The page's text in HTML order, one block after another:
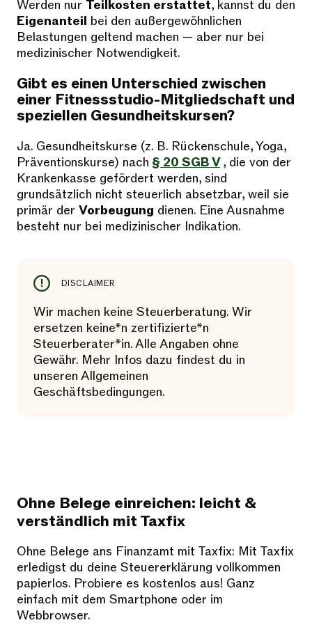
Werden nur Teilkosten erstattet, kannst du den
Eigenanteil bei den außergewöhnlichen
Belastungen geltend machen — aber nur bei
medizinischer Notwendigkeit.
Gibt es einen Unterschied zwischen
einer Fitnessstudio-Mitgliedschaft und
speziellen Gesundheitskursen?
Ja. Gesundheitskurse (z. B. Rückenschule, Yoga,
Präventionskurse) nach § 20 SGB V , die von der
Krankenkasse gefördert werden, sind
grundsätzlich nicht steuerlich absetzbar, weil sie
primär der Vorbeugung dienen. Eine Ausnahme
besteht nur bei medizinischer Indikation.
DISCLAIMER
Wir machen keine Steuerberatung. Wir
ersetzen keine*n zertifizierte*n
Steuerberater*in. Alle Angaben ohne
Gewähr. Mehr Infos dazu findest du in
unseren Allgemeinen
Geschäftsbedingungen.
Ohne Belege einreichen: leicht &
verständlich mit Taxfix
Ohne Belege ans Finanzamt mit Taxfix: Mit Taxfix
erledigst du deine Steuererklärung vollkommen
papierlos. Probiere es kostenlos aus! Ganz
einfach mit dem Smartphone oder im
Webbrowser.